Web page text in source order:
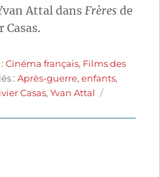
Attal dans Frèresde
Casas.
:Cinéma français, Films des
:Après-guerre,enfants,
Casas,Yvan Attal